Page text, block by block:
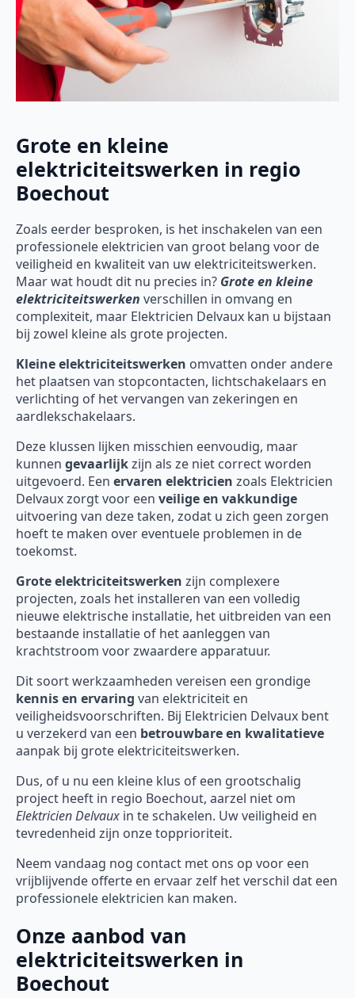
Grote en kleine
elektriciteitswerken in regio
Boechout
Zoals eerder besproken, is het inschakelen van een
professionele elektricien van groot belang voor de
veiligheid en kwaliteit van uw elektriciteitswerken.
Maar wat houdt dit nu precies in? Grote en kleine
elektriciteitswerken verschillen in omvang en
complexiteit, maar Elektricien Delvaux kan u bijstaan
bij zowel kleine als grote projecten.
Kleine elektriciteitswerken omvatten onder andere
het plaatsen van stopcontacten, lichtschakelaars en
verlichting of het vervangen van zekeringen en
aardlekschakelaars.
Deze klussen lijken misschien eenvoudig, maar
kunnen gevaarlijkzijn als ze niet correct worden
uitgevoerd. Een ervaren elektricien zoals Elektricien
Delvaux zorgt voor een veilige en vakkundige
uitvoering van deze taken, zodat u zich geen zorgen
hoeft te maken over eventuele problemen in de
toekomst.
Grote elektriciteitswerken zijn complexere
projecten, zoals het installeren van een volledig
nieuwe elektrische installatie, het uitbreiden van een
bestaande installatie of het aanleggen van
krachtstroom voor zwaardere apparatuur.
Dit soort werkzaamheden vereisen een grondige
kennis en ervaring van elektriciteit en
veiligheidsvoorschriften. Bij Elektricien Delvaux bent
u verzekerd van een betrouwbare en kwalitatieve
aanpak bij grote elektriciteitswerken.
Dus, of u nu een kleine klus of een grootschalig
project heeft in regio Boechout, aarzel niet om
Elektricien Delvaux in te schakelen. Uw veiligheid en
tevredenheid zijn onze topprioriteit.
Neem vandaag nog contact met ons op voor een
vrijblijvende offerte en ervaar zelf het verschil dat een
professionele elektricien kan maken.
Onze aanbod van
elektriciteitswerken in
Boechout